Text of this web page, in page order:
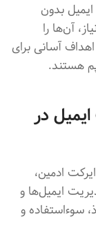
بدون
آن‌ها را
آسانی برای
در
ادمین،
ایمیل‌ها و
سوءاستفاده و